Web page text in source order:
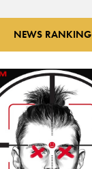
NEWS RANKING